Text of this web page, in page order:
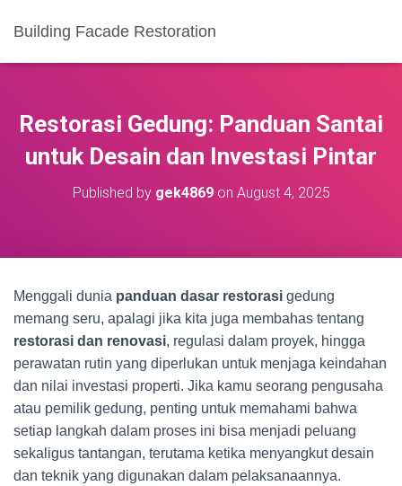
Building Facade Restoration
Restorasi Gedung: Panduan Santai
untuk Desain dan Investasi Pintar
Published by gek4869on August 4, 2025
Menggali dunia panduan dasar restorasi gedung
memang seru, apalagi jika kita juga membahas tentang
restorasi dan renovasi, regulasi dalam proyek, hingga
perawatan rutin yang diperlukan untuk menjaga keindahan
dan nilai investasi properti. Jika kamu seorang pengusaha
atau pemilik gedung, penting untuk memahami bahwa
setiap langkah dalam proses ini bisa menjadi peluang
sekaligus tantangan, terutama ketika menyangkut desain
dan teknik yang digunakan dalam pelaksanaannya.